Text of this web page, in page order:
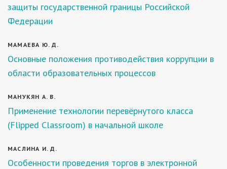
защиты государственной границы Российской
Федерации
МАМАЕВА Ю. Д.
Основные положения противодействия коррупции в
области образовательных процессов
МАНУКЯН А. В.
Применение технологии перевёрнутого класса
(Flipped Classroom) в начальной школе
МАСЛИНА И. Д.
Особенности проведения торгов в электронной